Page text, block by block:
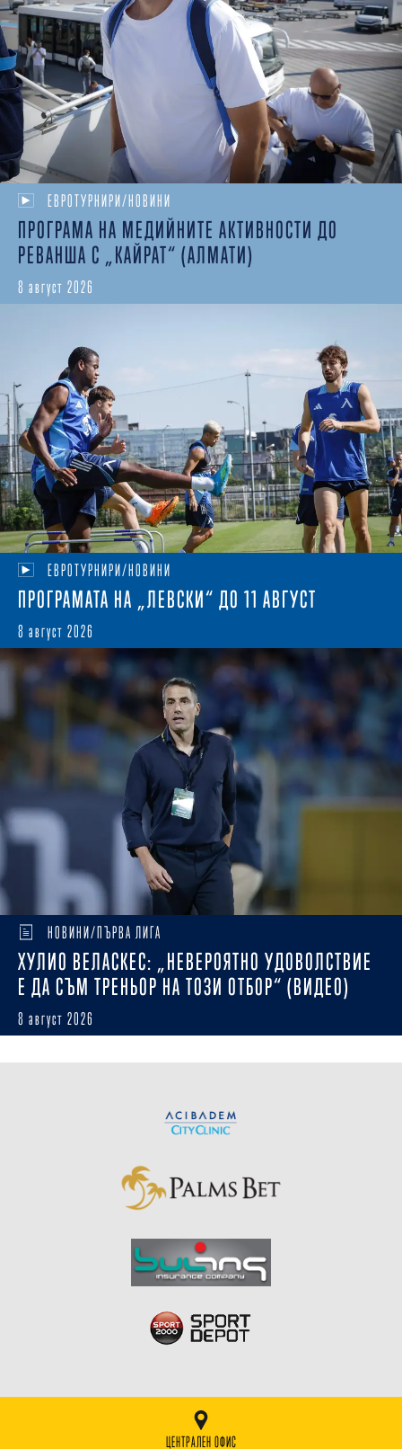
ЕВРОТУРНИРИ/НОВИНИ
ПРОГРАМА НА МЕДИЙНИТЕ АКТИВНОСТИ ДО
РЕВАНША С „КАЙРАТ“ (АЛМАТИ)
8 август 2026
ЕВРОТУРНИРИ/НОВИНИ
ПРОГРАМАТА НА „ЛЕВСКИ“ ДО 11 АВГУСТ
8 август 2026
НОВИНИ/ПЪРВА ЛИГА
ХУЛИО ВЕЛАСКЕС: „НЕВЕРОЯТНО УДОВОЛСТВИЕ
Е ДА СЪМ ТРЕНЬОР НА ТОЗИ ОТБОР“ (ВИДЕО)
8 август 2026
ЦЕНТРАЛЕН ОФИС